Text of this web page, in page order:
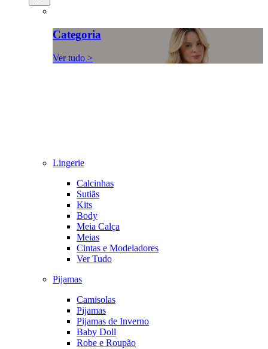
Categoria
Ver tudo >
Lingerie
Calcinhas
Sutiãs
Kits
Body
Meia Calça
Meias
Cintas e Modeladores
Ver Tudo
Pijamas
Camisolas
Pijamas
Pijamas de Inverno
Baby Doll
Robe e Roupão